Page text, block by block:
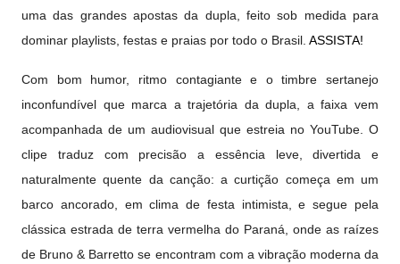
uma das grandes apostas da dupla, feito sob medida para
dominar playlists, festas e praias por todo o Brasil. ASSISTA!
Com bom humor, ritmo contagiante e o timbre sertanejo
inconfundível que marca a trajetória da dupla, a faixa vem
acompanhada de um audiovisual que estreia no YouTube. O
clipe traduz com precisão a essência leve, divertida e
naturalmente quente da canção: a curtição começa em um
barco ancorado, em clima de festa intimista, e segue pela
clássica estrada de terra vermelha do Paraná, onde as raízes
de Bruno & Barretto se encontram com a vibração moderna da